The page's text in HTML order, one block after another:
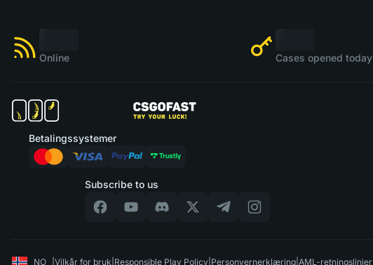
Online Cases opened today
Subscribe to us
Betalingssystemer
NO Vilkår for bruk Responsible Play Policy Personvernerklæring AML-retningslinjer